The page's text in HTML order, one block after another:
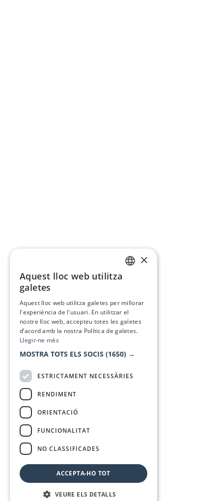
×
Aquest lloc web utilitza
galetes
Aquest lloc web utilitza galetes per millorar
l'experiència de l'usuari. En utilitzar el
nostre lloc web, accepteu totes les galetes
d’acord amb la nostra Política de galetes.
Llegir-ne més
MOSTRA TOTS ELS SOCIS (1650) →
ESTRICTAMENT NECESSÀRIES
RENDIMENT
ORIENTACIÓ
FUNCIONALITAT
NO CLASSIFICADES
ACCEPTA-HO TOT
VEURE ELS DETALLS